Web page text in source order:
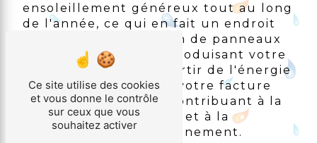
ensoleillement généreux tout au long
de l'année, ce qui en fait un endroit
idéal pour l'installation de panneaux
photovoltaïques. En produisant votre
propre électricité à partir de l'énergie
solaire, vous réduisez votre facture
d'électricité tout en contribuant à la
transition énergétique et à la
protection de l'environnement.
Ce site utilise des cookies
et vous donne le contrôle
sur ceux que vous
souhaitez activer